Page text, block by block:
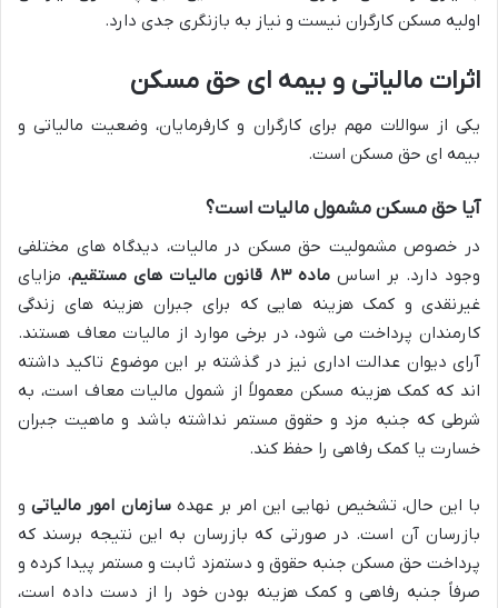
اولیه مسکن کارگران نیست و نیاز به بازنگری جدی دارد.
اثرات مالیاتی و بیمه ای حق مسکن
یکی از سوالات مهم برای کارگران و کارفرمایان، وضعیت مالیاتی و
بیمه ای حق مسکن است.
آیا حق مسکن مشمول مالیات است؟
در خصوص مشمولیت حق مسکن در مالیات، دیدگاه های مختلفی
وجود دارد. بر اساسماده ۸۳ قانون مالیات های مستقیم
، مزایای
غیرنقدی و کمک هزینه هایی که برای جبران هزینه های زندگی
کارمندان پرداخت می شود، در برخی موارد از مالیات معاف هستند.
آرای دیوان عدالت اداری نیز در گذشته بر این موضوع تاکید داشته
اند که کمک هزینه مسکن معمولاً از شمول مالیات معاف است، به
شرطی که جنبه مزد و حقوق مستمر نداشته باشد و ماهیت جبران
خسارت یا کمک رفاهی را حفظ کند.
با این حال، تشخیص نهایی این امر بر عهدهسازمان امور مالیاتیو
بازرسان آن است. در صورتی که بازرسان به این نتیجه برسند که
پرداخت حق مسکن جنبه حقوق و دستمزد ثابت و مستمر پیدا کرده و
صرفاً جنبه رفاهی و کمک هزینه بودن خود را از دست داده است،